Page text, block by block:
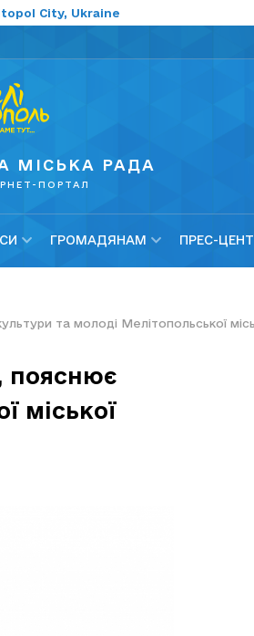
City, Ukraine
МІСЬКА РАДА
ПОРТАЛ
ГРОМАДЯНАМ ПРЕС-
та молоді Мелітопольської
пояснює
міської